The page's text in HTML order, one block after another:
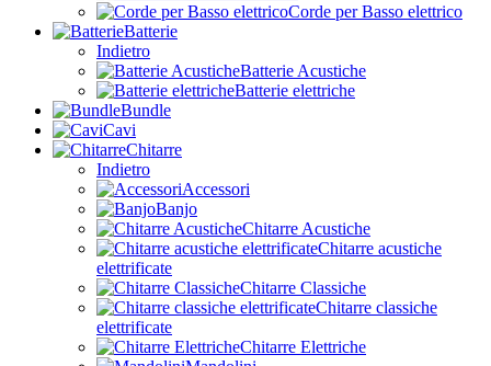
Corde per Basso elettrico
Batterie
Indietro
Batterie Acustiche
Batterie elettriche
Bundle
Cavi
Chitarre
Indietro
Accessori
Banjo
Chitarre Acustiche
Chitarre acustiche
elettrificate
Chitarre Classiche
Chitarre classiche
elettrificate
Chitarre Elettriche